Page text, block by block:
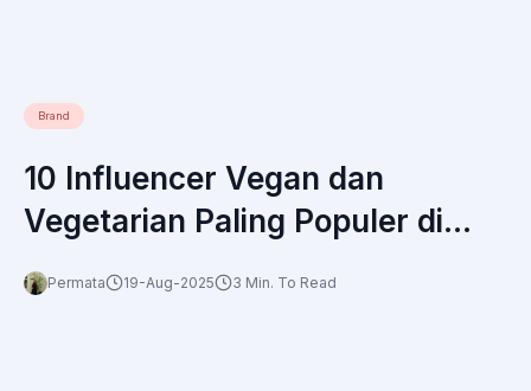
Brand
10 Influencer Vegan dan
Vegetarian Paling Populer di
Indonesia
Permata 19-Aug-2025 3 Min. To Read